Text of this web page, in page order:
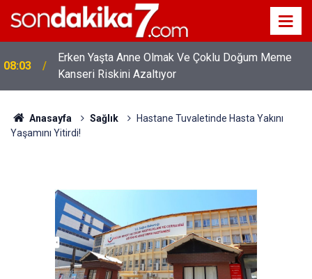
08:03
Erken Yaşta Anne Olmak Ve Çoklu Doğum Meme
Kanseri Riskini Azaltıyor
Anasayfa Sağlık
Hastane Tuvaletinde Hasta Yakını
Yaşamını Yitirdi!